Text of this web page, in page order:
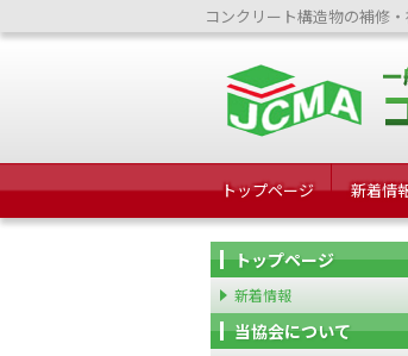
コンクリート構造物の補修
トップページ 新着情
トップページ
新着情報
当協会について